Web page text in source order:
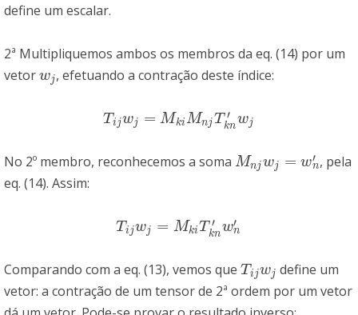
define um escalar.
2ª Multipliquemos ambos os membros da eq. (14) por um
vetor wj
wj , efetuando a contração deste índice:
Tijwj = MkiMnj T ′
knwj
Tijwj= Mk iMnjTkn′wj
No 2º membro, reconhecemos a soma Mnj wj = w′
n
Mnjwj=wn
, pela
eq. (14). Assim:
Tijwj = MkiT ′
knw′
n
Tijwj= Mk iTkn′wn′
Comparando com a eq. (13), vemos que T ijwj
Tijwj
define um
vetor: a contração de um tensor de 2ª ordem por um vetor